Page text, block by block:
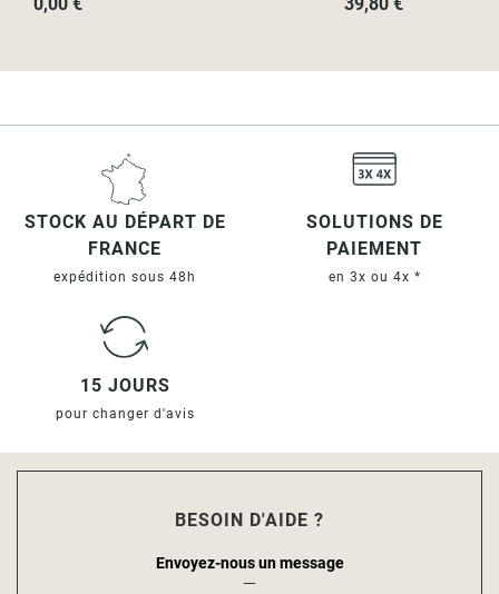
Contenu de l’emballage
- Mécanisme complet
- Notice de montage en français
0,00 € 39,80 €
STOCK AU DÉPART DE
FRANCE
expédition sous 48h
SOLUTIONS DE
PAIEMENT
en 3x ou 4x *
15 JOURS
pour changer d'avis
BESOIN D'AIDE ?
Envoyez-nous un message